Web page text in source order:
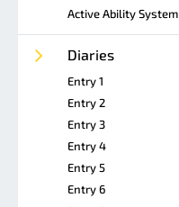
Active Ability System
Diaries
Entry 1
Entry 2
Entry 3
Entry 4
Entry 5
Entry 6